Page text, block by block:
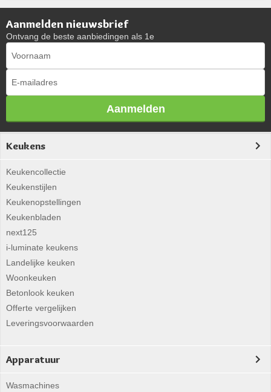
Aanmelden nieuwsbrief
Ontvang de beste aanbiedingen als 1e
Aanmelden
Keukens
Keukencollectie
Keukenstijlen
Keukenopstellingen
Keukenbladen
next125
i-luminate keukens
Landelijke keuken
Woonkeuken
Betonlook keuken
Offerte vergelijken
Leveringsvoorwaarden
Apparatuur
Wasmachines